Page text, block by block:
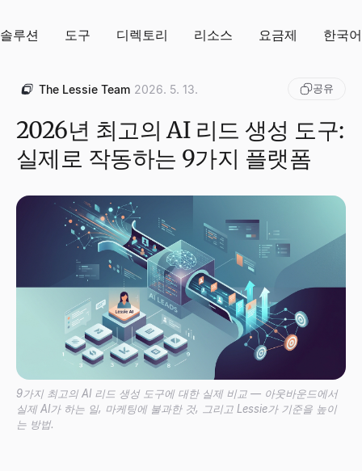
솔루션 도구 디렉토리 리소스 요금제 한국어
The Lessie Team 2026. 5. 13. 공유
2026년 최고의 AI 리드 생성 도구:
실제로 작동하는 9가지 플랫폼
9가지 최고의 AI 리드 생성 도구에 대한 실제 비교 — 아웃바운드에서
실제 AI가 하는 일, 마케팅에 불과한 것, 그리고 Lessie가 기준을 높이
는 방법.